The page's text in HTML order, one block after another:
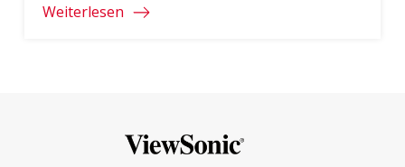
Weiterlesen